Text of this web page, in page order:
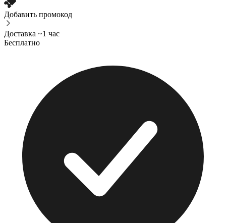
Добавить промокод
Доставка ~1 час
Бесплатно